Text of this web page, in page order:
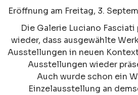
Eröffnung am Freitag, 3.
Die Galerie Luciano
wieder, dass ausgewählte
Ausstellungen in neuen
Ausstellungen wieder
Auch wurde schon ein
Einzelausstellung an